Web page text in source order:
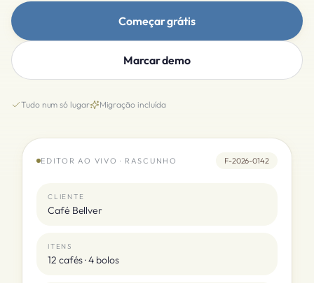
Começar grátis
Marcar demo
Tudo num só lugar Migração incluída
EDITOR AO VIVO · RASCUNHO F-2026-0142
CLIENTE
Café Bellver
ITENS
12 cafés · 4 bolos